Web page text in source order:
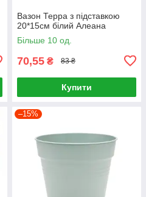
Вазон Терра з підставкою
20*15см білий Алеана
Більше 10 од.
70,55 ₴ 83 ₴
Купити
–15%